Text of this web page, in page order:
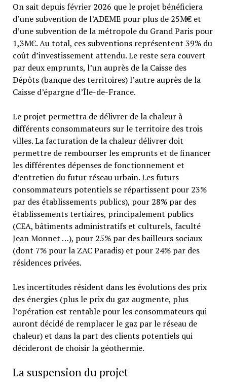
On sait depuis février 2026 que le projet bénéficiera
d’une subvention de l’ADEME pour plus de 25M€ et
d’une subvention de la métropole du Grand Paris pour
1,3M€. Au total, ces subventions représentent 39% du
coût d’investissement attendu. Le reste sera couvert
par deux emprunts, l’un auprès de la Caisse des
Dépôts (banque des territoires) l’autre auprès de la
Caisse d’épargne d’Île-de-France.
Le projet permettra de délivrer de la chaleur à
différents consommateurs sur le territoire des trois
villes. La facturation de la chaleur délivrer doit
permettre de rembourser les emprunts et de financer
les différentes dépenses de fonctionnement et
d’entretien du futur réseau urbain. Les futurs
consommateurs potentiels se répartissent pour 23%
par des établissements publics), pour 28% par des
établissements tertiaires, principalement publics
(CEA, bâtiments administratifs et culturels, faculté
Jean Monnet …), pour 25% par des bailleurs sociaux
(dont 7% pour la ZAC Paradis) et pour 24% par des
résidences privées.
Les incertitudes résident dans les évolutions des prix
des énergies (plus le prix du gaz augmente, plus
l’opération est rentable pour les consommateurs qui
auront décidé de remplacer le gaz par le réseau de
chaleur) et dans la part des clients potentiels qui
décideront de choisir la géothermie.
La suspension du projet